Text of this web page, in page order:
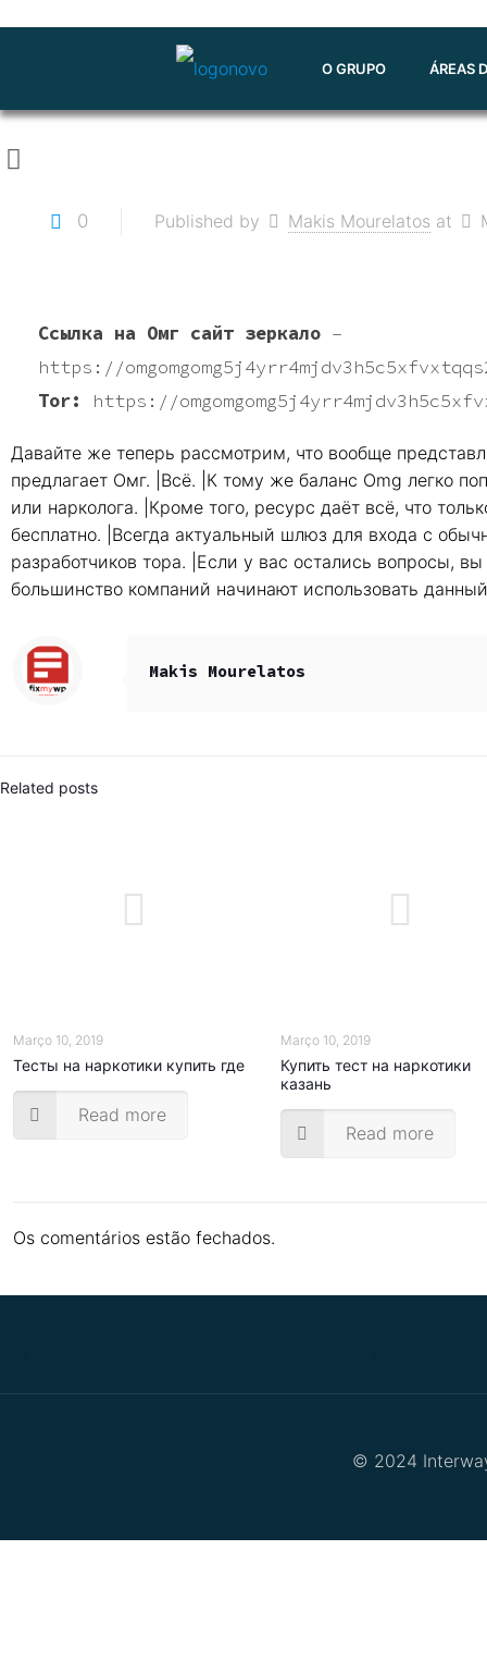
O GRUPO ÁREAS
0 Published by Makis Mourelatos at
Ссылка на Омг сайт зеркало–
https://
Tor:
https://
Давайте же теперь рассмотрим, что вообще
предлагает Омг. |Всё. |К тому же баланс Omg легко
или нарколога. |Кроме того, ресурс даёт всё, что
бесплатно. |Всегда актуальный шлюз для входа с
разработчиков тора. |Если у вас остались вопросы,
большинство компаний начинают использовать
Makis Mourelatos
Related posts
Março 10, 2019
Тесты на наркотики купить где
Read more
Março 10, 2019
Купить тест на наркотики
казань
Read more
Os comentários estão fechados.
© 2024